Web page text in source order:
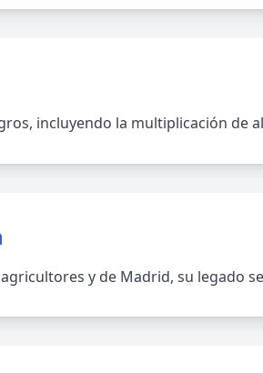
incluyendo la multiplicación de
y de Madrid, su legado